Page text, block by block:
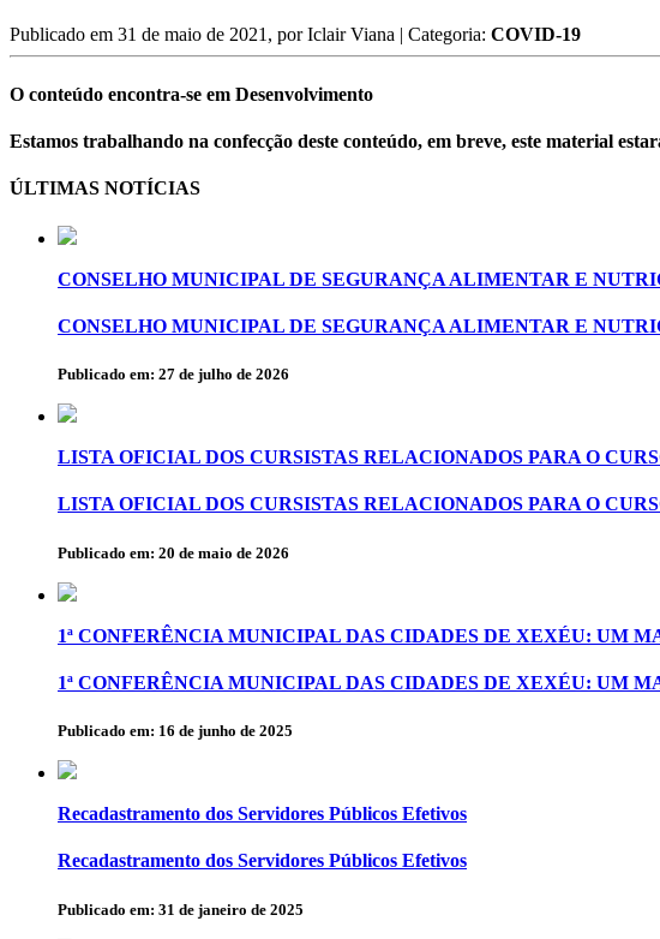
Publicado em 31 de maio de 2021, porIclair Viana | Categoria: COVID-19
O conteúdo encontra-se em Desenvolvimento
Estamos trabalhando na confecção deste conteúdo, em breve, este material
ÚLTIMAS NOTÍCIAS
CONSELHO MUNICIPAL DE SEGURANÇA ALIMENTAR E
CONSELHO MUNICIPAL DE SEGURANÇA ALIMENTAR E
Publicado em: 27 de julho de 2026
LISTA OFICIAL DOS CURSISTAS RELACIONADOS PARA O
LISTA OFICIAL DOS CURSISTAS RELACIONADOS PARA O
Publicado em: 20 de maio de 2026
1ª CONFERÊNCIA MUNICIPAL DAS CIDADES DE XEXÉU: UM
1ª CONFERÊNCIA MUNICIPAL DAS CIDADES DE XEXÉU: UM
Publicado em: 16 de junho de 2025
Recadastramento dos Servidores Públicos Efetivos
Recadastramento dos Servidores Públicos Efetivos
Publicado em: 31 de janeiro de 2025